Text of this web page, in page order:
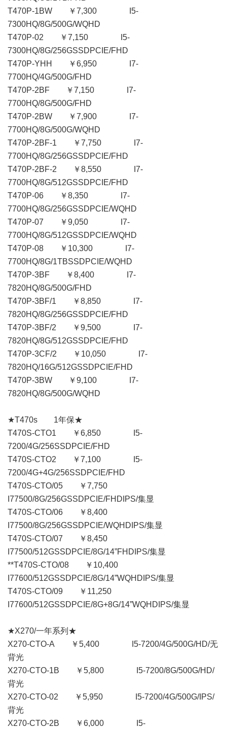
T470P-1BW ￥7,300 I5-
7300HQ/8G/500G/WQHD
T470P-02 ￥7,150 I5-
7300HQ/8G/256GSSDPCIE/FHD
T470P-YHH ￥6,950 I7-
7700HQ/4G/500G/FHD
T470P-2BF ￥7,150 I7-
7700HQ/8G/500G/FHD
T470P-2BW ￥7,900 I7-
7700HQ/8G/500G/WQHD
T470P-2BF-1 ￥7,750 I7-
7700HQ/8G/256GSSDPCIE/FHD
T470P-2BF-2 ￥8,550 I7-
7700HQ/8G/512GSSDPCIE/FHD
T470P-06 ￥8,350 I7-
7700HQ/8G/256GSSDPCIE/WQHD
T470P-07 ￥9,050 I7-
7700HQ/8G/512GSSDPCIE/WQHD
T470P-08 ￥10,300 I7-
7700HQ/8G/1TBSSDPCIE/WQHD
T470P-3BF ￥8,400 I7-
7820HQ/8G/500G/FHD
T470P-3BF/1 ￥8,850 I7-
7820HQ/8G/256GSSDPCIE/FHD
T470P-3BF/2 ￥9,500 I7-
7820HQ/8G/512GSSDPCIE/FHD
T470P-3CF/2 ￥10,050 I7-
7820HQ/16G/512GSSDPCIE/FHD
T470P-3BW ￥9,100 I7-
7820HQ/8G/500G/WQHD
★T470s 1年保★
T470S-CTO1 ￥6,850 I5-
7200/4G/256SSDPCIE/FHD
T470S-CTO2 ￥7,100 I5-
7200/4G+4G/256SSDPCIE/FHD
T470S-CTO/05 ￥7,750
I77500/8G/256GSSDPCIE/FHDIPS/集显
T470S-CTO/06 ￥8,400
I77500/8G/256GSSDPCIE/WQHDIPS/集显
T470S-CTO/07 ￥8,450
I77500/512GSSDPCIE/8G/14”FHDIPS/集显
**T470S-CTO/08 ￥10,400
I77600/512GSSDPCIE/8G/14”WQHDIPS/集显
T470S-CTO/09 ￥11,250
I77600/512GSSDPCIE/8G+8G/14”WQHDIPS/集显
★X270/一年系列★
X270-CTO-A ￥5,400 I5-7200/4G/500G/HD/无
背光
X270-CTO-1B ￥5,800 I5-7200/8G/500G/HD/
背光
X270-CTO-02 ￥5,950 I5-7200/4G/500G/IPS/
背光
X270-CTO-2B ￥6,000 I5-